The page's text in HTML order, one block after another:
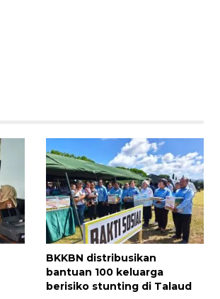
BKKBN distribusikan
bantuan 100 keluarga
berisiko stunting di Talaud